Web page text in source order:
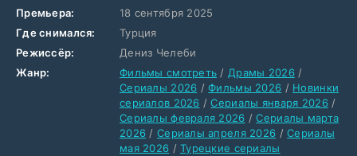
Премьера:
18 сентября 2025
Где снимался:
Турция
Режиссёр:
Дениз Челеби
Жанр:
Фильмы смотреть / Драмы 2026/
Сериалы 2026 /Фильмы 2026 / Новинки
сериалов 2026 /Сериалы января 2026/
Сериалы февраля 2026 /Сериалы марта
2026 / Сериалы апреля 2026 /Сериалы
мая 2026 /Турецкие сериалы